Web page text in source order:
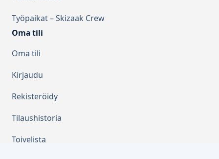
Työpaikat – Skizaak Crew
Oma tili
Oma tili
Kirjaudu
Rekisteröidy
Tilaushistoria
Toivelista